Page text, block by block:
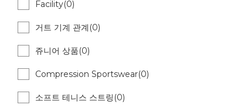
Facility(0)
거트 기계 관계(0)
쥬니어 상품(0)
Compression Sportswear(0)
소프트 테니스 스트링(0)